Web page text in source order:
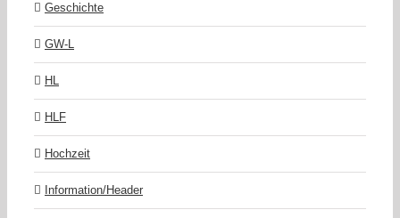
Geschichte
GW-L
HL
HLF
Hochzeit
Information/Header